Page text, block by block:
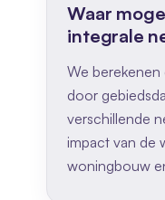
Waar
integrale
We
door
verschillende
impact van de
woningbouw